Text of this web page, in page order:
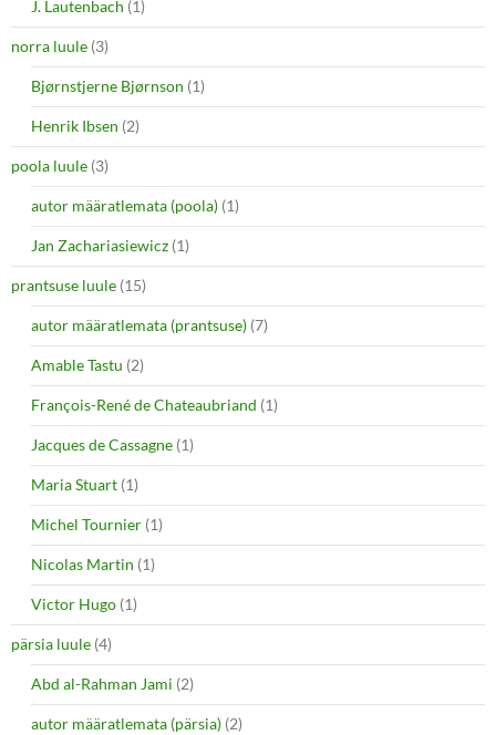
J. Lautenbach (1)
norra luule (3)
Bjørnstjerne Bjørnson (1)
Henrik Ibsen (2)
poola luule (3)
autor määratlemata (poola) (1)
Jan Zachariasiewicz (1)
prantsuse luule (15)
autor määratlemata (prantsuse) (7)
Amable Tastu (2)
François-René de Chateaubriand (1)
Jacques de Cassagne (1)
Maria Stuart (1)
Michel Tournier (1)
Nicolas Martin (1)
Victor Hugo (1)
pärsia luule (4)
Abd al-Rahman Jami (2)
autor määratlemata (pärsia) (2)